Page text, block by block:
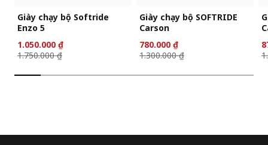
Giày chạy bộ Softride
Enzo 5
1.050.000 ₫
1.750.000 ₫
Giày chạy bộ SOFTRIDE
Carson
780.000 ₫
1.300.000 ₫